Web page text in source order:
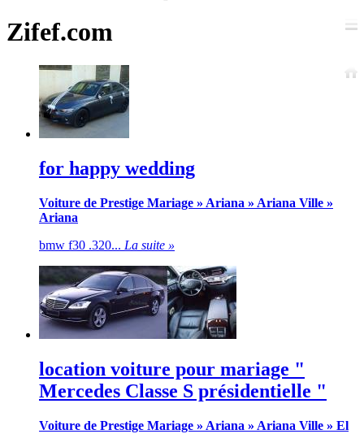
Zifef.com
for happy wedding
Voiture de Prestige Mariage » Ariana » Ariana Ville »
Ariana
bmw f30 .320... La suite »
location voiture pour mariage "
Mercedes Classe S présidentielle "
Voiture de Prestige Mariage » Ariana » Ariana Ville » El